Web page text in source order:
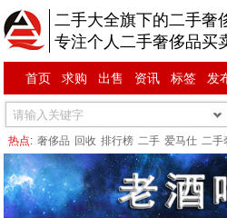
二手大全旗下的二手奢
专注个人二手奢侈品买
首页 求购 出售 资讯 标签 发
热点: 奢侈品 回收 排行榜 二手 爱马仕 二手